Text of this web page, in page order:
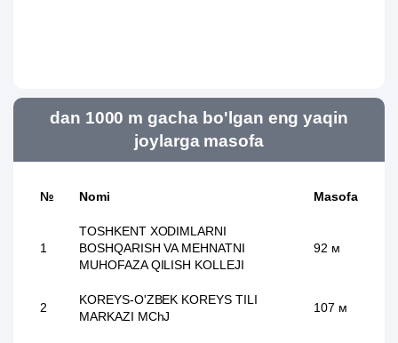
dan 1000 m gacha bo'lgan eng yaqin
joylarga masofa
№ Nomi Masofa
1
TOSHKENT XODIMLARNI
BOSHQARISH VA MEHNATNI
MUHOFAZA QILISH KOLLEJI
92 м
2
KOREYS-O'ZBEK KOREYS TILI
MARKAZI MChJ
107 м